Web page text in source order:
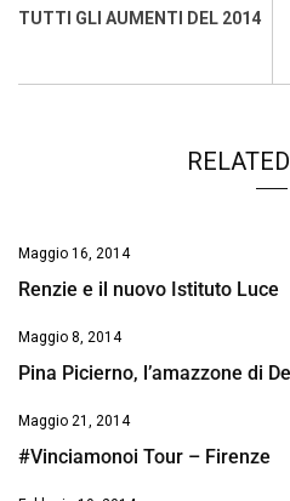
o
A
d
d
TUTTI GLI AUMENTI DEL 2014
Maggio 16, 2014
Renzie e il nuovo Istituto Luce
Maggio 8, 2014
Pina Picierno, l’amazzone di
Maggio 21, 2014
#Vinciamonoi Tour – Firenze